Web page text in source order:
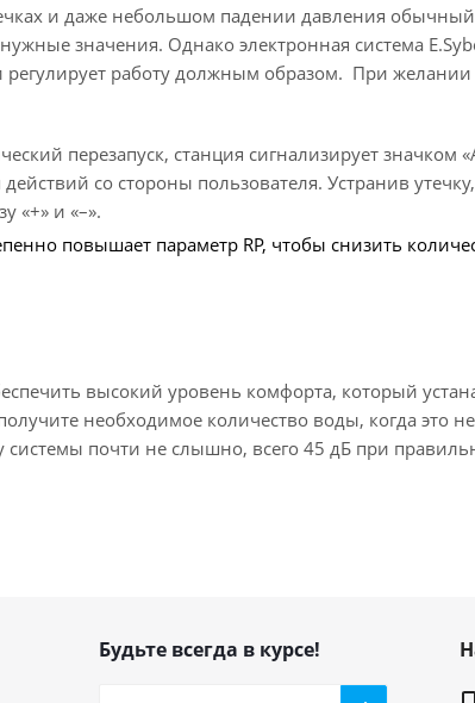
и даже небольшом падении давления обычный
значения. Однако электронная система
регулирует работу должным образом. При
перезапуск, станция сигнализирует значком
со стороны пользователя. Устранив
«+» и «–».
повышает параметр RP, чтобы снизить
высокий уровень комфорта, который
необходимое количество воды, когда это
системы почти не слышно, всего 45 дБ при
Будьте всегда в курсе!